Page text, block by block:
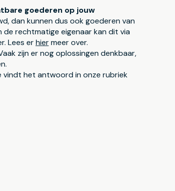
goederen op jouw
dan kunnen dus ook goederen van
rechtmatige eigenaar kan dit via
Lees erhiermeer over.
zijn er nog oplossingen denkbaar,
vindt het antwoord in onze rubriek